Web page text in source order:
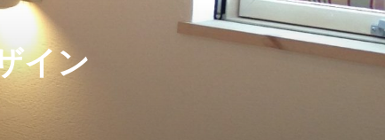
イン